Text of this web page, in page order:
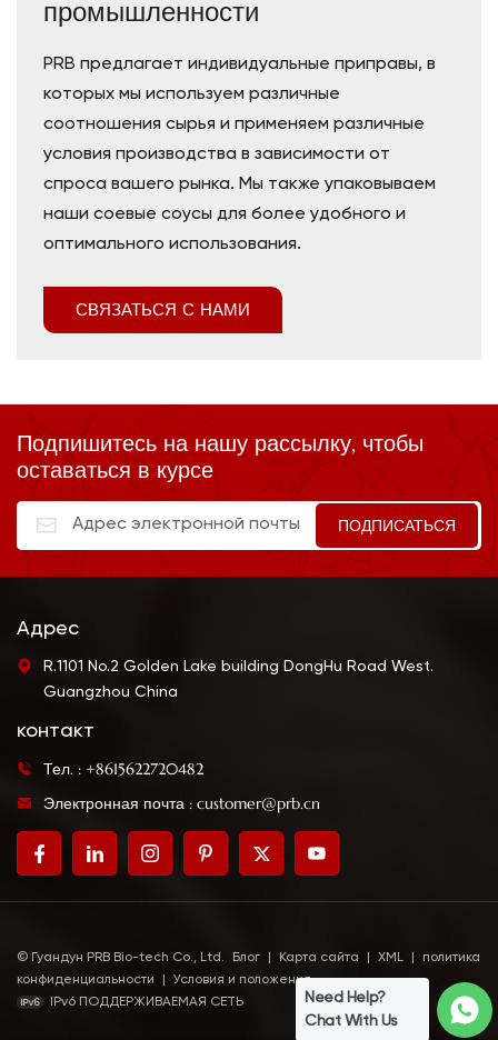
промышленности
PRB предлагает индивидуальные приправы, в
которых мы используем различные
соотношения сырья и применяем различные
условия производства в зависимости от
спроса вашего рынка. Мы также упаковываем
наши соевые соусы для более удобного и
оптимального использования.
СВЯЗАТЬСЯ С НАМИ
Подпишитесь на нашу рассылку, чтобы
оставаться в курсе
Адрес
R.1101 No.2 Golden Lake building DongHu Road West.
Guangzhou China
контакт
Тел. : +8615622720482
Электронная почта : customer@prb.cn
© Гуандун PRB Bio-tech Co., Ltd. Блог Карта сайта XML
политика
конфиденциальности
Условия и положения
IPv6 ПОДДЕРЖИВАЕМАЯ СЕТЬ
Need Help?
Chat With Us